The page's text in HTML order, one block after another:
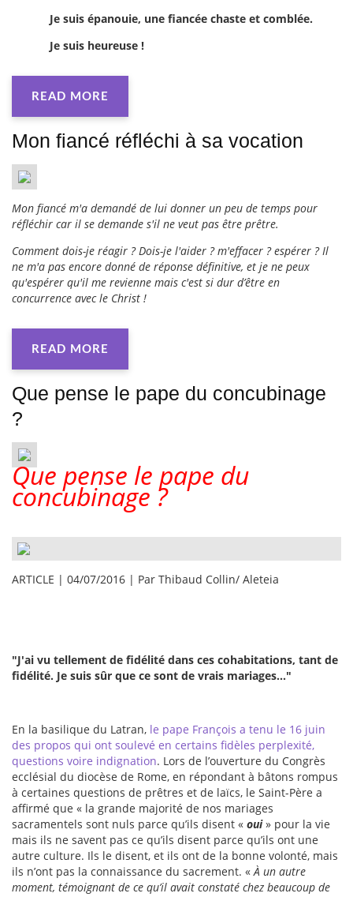
Je suis épanouie, une fiancée chaste et comblée.
Je suis heureuse !
READ MORE
Mon fiancé réfléchi à sa vocation
Mon fiancé m'a demandé de lui donner un peu de temps pour
réfléchir car il se demande s'il ne veut pas être prêtre.
Comment dois-je réagir ? Dois-je l'aider ? m'effacer ? espérer ? Il
ne m'a pas encore donné de réponse définitive, et je ne peux
qu'espérer qu'il me revienne mais c'est si dur d’être en
concurrence avec le Christ !
READ MORE
Que pense le pape du concubinage
?
Que pense le pape du
concubinage ?
ARTICLE | 04/07/2016 | Par Thibaud Collin/ Aleteia
"J'ai vu tellement de fidélité dans ces cohabitations, tant de
fidélité. Je suis sûr que ce sont de vrais mariages..."
En la basilique du Latran, le pape François a tenu le 16 juin
des propos qui ont soulevé en certains fidèles perplexité,
questions voire indignation. Lors de l’ouverture du Congrès
ecclésial du diocèse de Rome, en répondant à bâtons rompus
à certaines questions de prêtres et de laïcs, le Saint-Père a
affirmé que « la grande majorité de nos mariages
sacramentels sont nuls parce qu’ils disent « oui» pour la vie
mais ils ne savent pas ce qu’ils disent parce qu’ils ont une
autre culture. Ils le disent, et ils ont de la bonne volonté, mais
ils n’ont pas la connaissance du sacrement. « À un autre
moment, témoignant de ce qu’il avait constaté chez beaucoup de